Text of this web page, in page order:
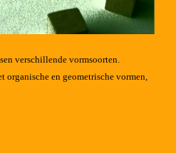
verschillende vormsoorten.
en geometrische vormen,